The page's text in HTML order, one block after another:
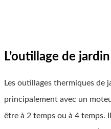
L’outillage de
Les outillages thermiques
principalement avec un
être à 2 temps ou à 4 temps.